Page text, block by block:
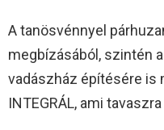
A tanösvénnyel
megbízásából, szintén
vadászház építésére is
INTEGRÁL, ami